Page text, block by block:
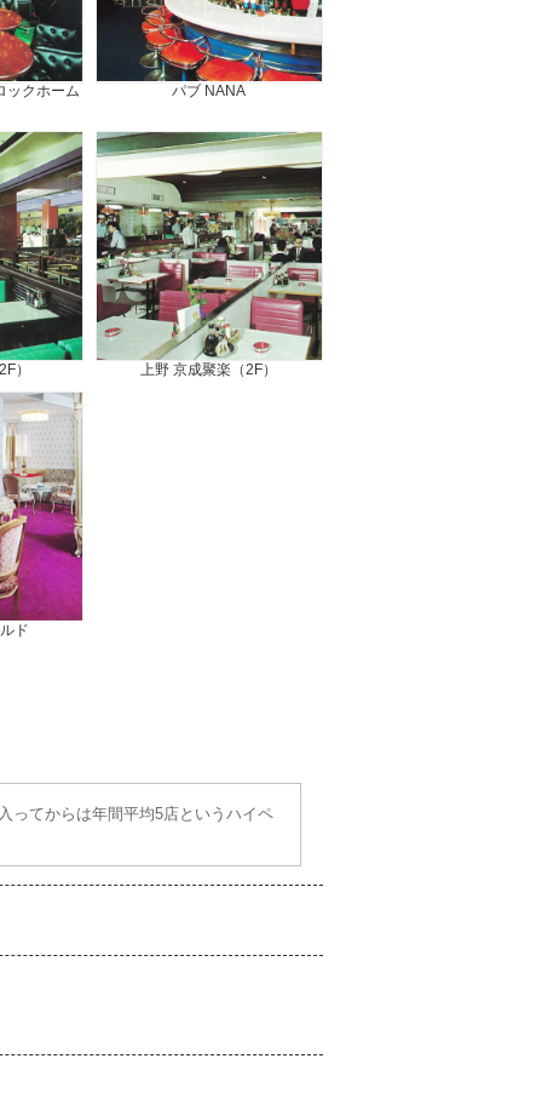
ックホーム
パブ NANA
） 上野 京成聚楽（2F）
ド
ってからは年間平均5店というハイペ